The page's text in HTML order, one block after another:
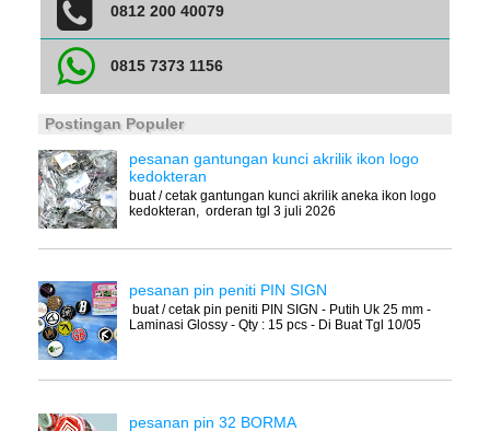
0812 200 40079
0815 7373 1156
Postingan Populer
pesanan gantungan kunci akrilik ikon logo
kedokteran
buat / cetak gantungan kunci akrilik aneka ikon logo
kedokteran, orderan tgl 3 juli 2026
pesanan pin peniti PIN SIGN
buat / cetak pin peniti PIN SIGN - Putih Uk 25 mm -
Laminasi Glossy - Qty : 15 pcs - Di Buat Tgl 10/05
pesanan pin 32 BORMA